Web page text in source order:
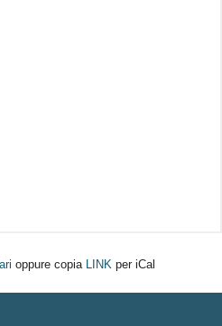
oppure copia LINK per iCal